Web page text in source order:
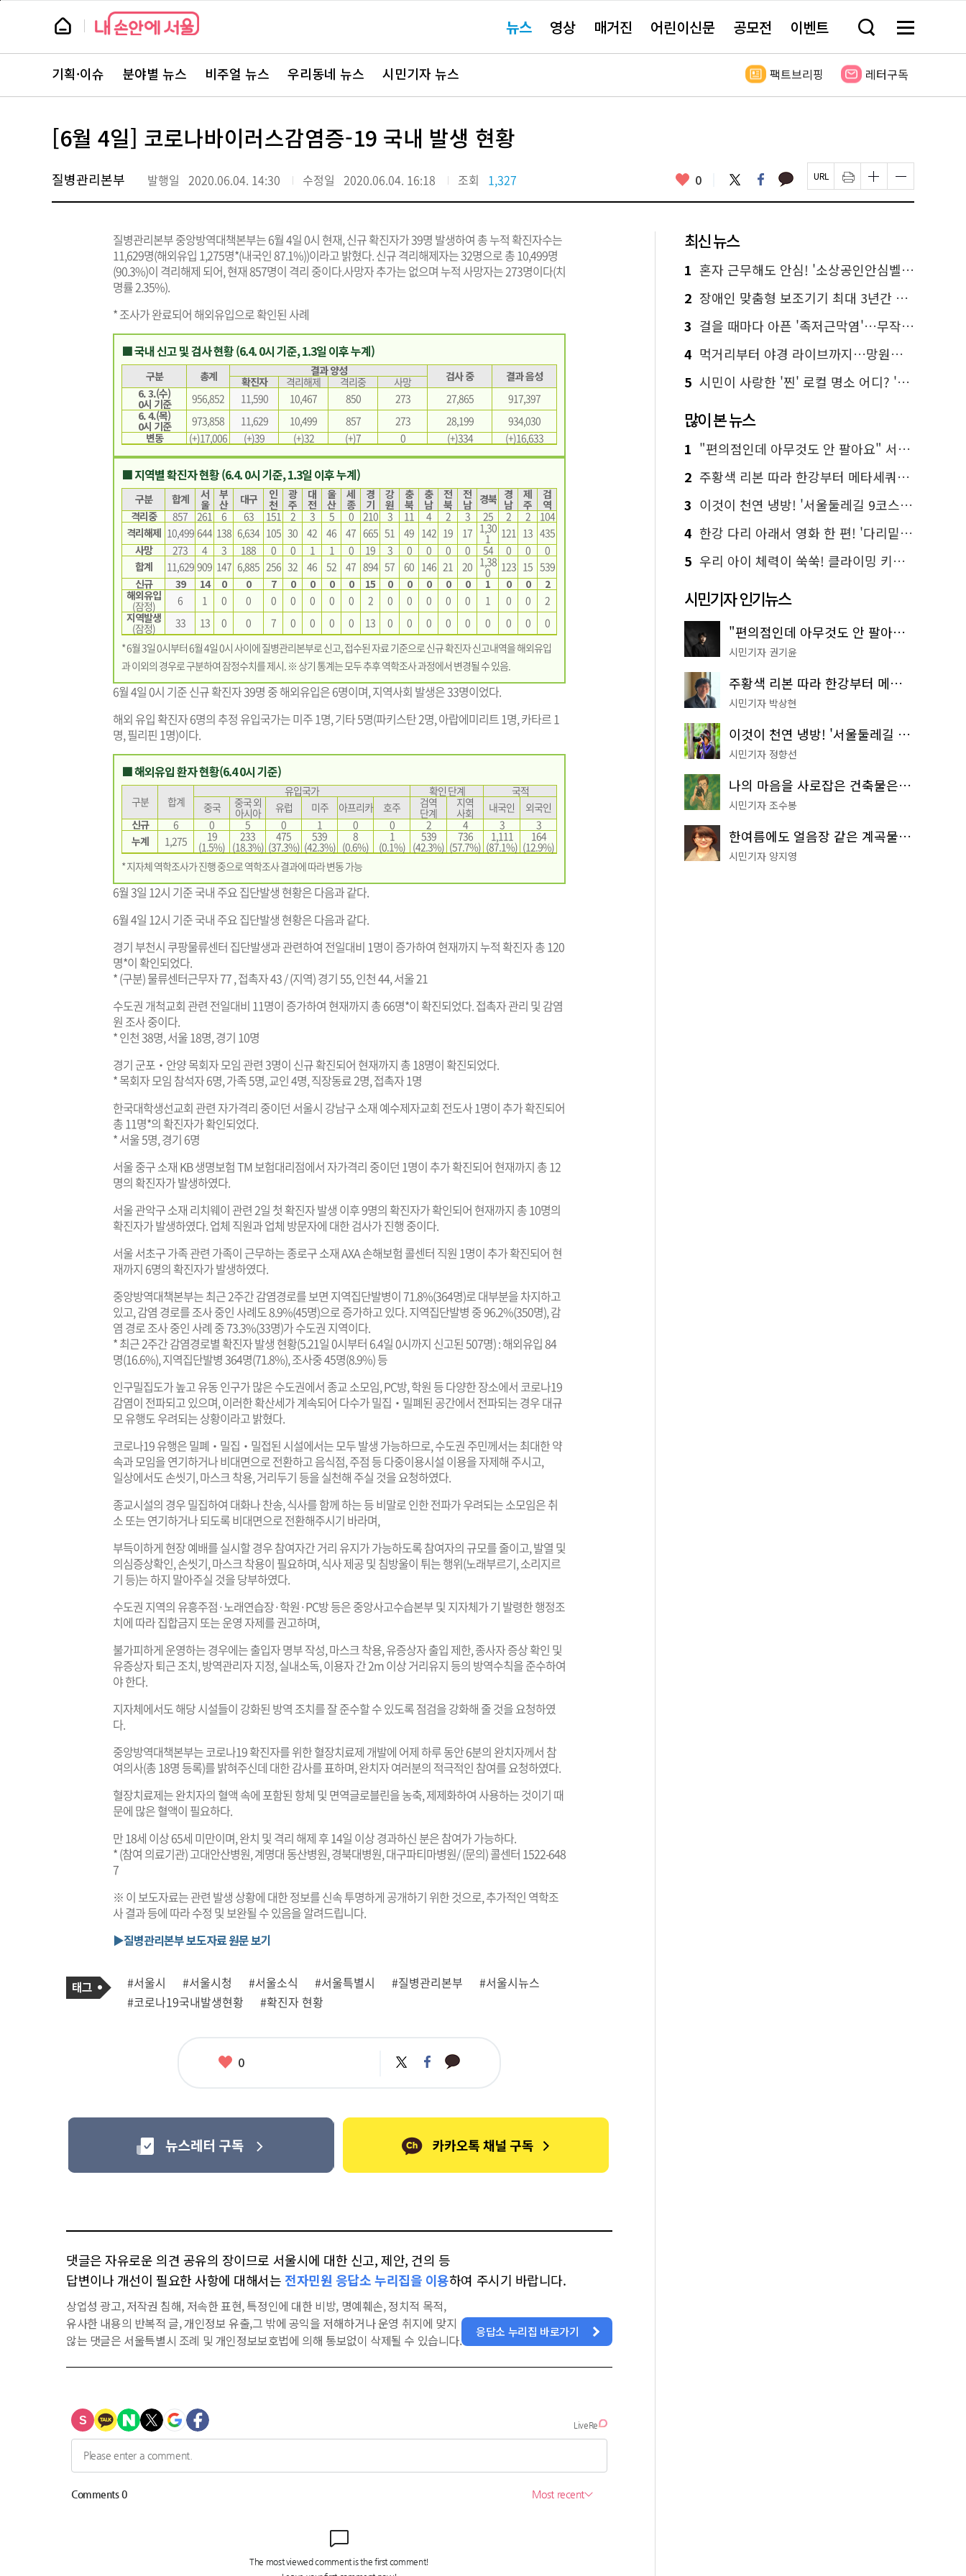
본
뉴
스 요뉴스 영상 매거진 어린이신문 공모전 이벤트 검
창
기
메
전
보
뉴
스
주
서
바
로
기획·이슈 분야별 뉴스 비주얼 뉴스 우리동네 뉴스 시민기자 뉴스 팩트브리핑 레터구독
[6월 4일] 코로나바이러스감염증-19 국내 발생 현황
질병관리본부 발행일 2020.06.04. 14:30 수정일 2020.06.04. 16:18 조회 1,327 좋
요
0 트
위
터
페
이
스
카
카 페
이
지
인
쇄
하
글
자
크
하
기
글
자
크
하
기
질병관리본부 중앙방역대책본부는 6월 4일 0시 현재, 신규 확진자가 39명 발생하여 총 누적 확진자수는
11,629명(해외유입 1,275명*(내국인 87.1%))이라고 밝혔다. 신규 격리해제자는 32명으로 총 10,499명
(90.3%)이 격리해제 되어, 현재 857명이 격리 중이다.사망자 추가는 없으며 누적 사망자는 273명이다(치
명률 2.35%).
* 조사가 완료되어 해외유입으로 확인된 사례
■ 국내 신고 및 검사 현황 (6.4. 0시 기준, 1.3일 이후 누계)
구분 총계 결과 양성 검사 중 결과 음성
확진자 격리해제 격리중
사망
6. 3.(수)
0시 기준 956,852 11,590 10,467 850 273 27,865
917,397
6. 4.(목)
0시 기준 973,858 11,629 10,499 857 273 28,199
934,030
변동
(+)17,006 (+)39 (+)32 (+)7 0 (+)334 (+)16,633
■ 지역별 확진자 현황 (6.4. 0시 기준, 1.3일 이후 누계)
구분 합계 서
울
부
산 대구 인
천
광
주
대
전
울
산
세
종
경
기
강
원
충
북
충
남
전
북
전
남 경북 경
남
제
주
검
역
격리중
857 261 6 63 151 2 3 5 0 210 3 11 4 2 3 25 2 2
104
격리해제 10,499 644 138 6,634 105 30 42 46 47 665 51 49 142 19 17 1,30
1 121 13 435
사망
273 4 3 188 0 0 1 1 0 19 3 0 0 0 0 54 0 0
0
합계
11,629 909 147 6,885 256 32 46 52 47 894 57 60 146 21 20 1,38
0 123 15 539
신규
39 14 0 0 7 0 0 0 0 15 0 0 0 0 0 1 0 0
2
해외유입
(잠정) 6 1 0 0 0 0 0 0 0 2 0 0 0 0 0 1 0 0
2
지역발생
(잠정) 33 13 0 0 7 0 0 0 0 13 0 0 0 0 0 0 0 0
0
* 6월 3일 0시부터 6월 4일 0시 사이에 질병관리본부로 신고, 접수된 자료 기준으로 신규 확진자 신고내역을 해외유입
과 이외의 경우로 구분하여 잠정수치를 제시. ※ 상기 통계는 모두 추후 역학조사 과정에서 변경될 수 있음.
6월 4일 0시 기준 신규 확진자 39명 중 해외유입은 6명이며, 지역사회 발생은 33명이었다.
해외 유입 확진자 6명의 추정 유입국가는 미주 1명, 기타 5명(파키스탄 2명, 아랍에미리트 1명, 카타르 1
명, 필리핀 1명)이다.
■ 해외유입 환자 현황(6.4 0시 기준)
구분 합계
유입국가 확인 단계
국적
중국
중국 외
아시아 유럽 미주 아프리카 호주 검역
단계
지역
사회 내국인
외국인
신규
6 0 5 0 1 0 0 2 4 3
3
누계
1,275 19
(1.5%)
233
(18.3%)
475
(37.3%)
539
(42.3%)
8
(0.6%)
1
(0.1%)
539
(42.3%)
736
(57.7%)
1,111
(87.1%)
164
(12.9%)
* 지자체 역학조사가 진행 중으로 역학조사 결과에 따라 변동 가능
6월 3일 12시 기준 국내 주요 집단발생 현황은 다음과 같다.
6월 4일 12시 기준 국내 주요 집단발생 현황은 다음과 같다.
경기 부천시 쿠팡물류센터 집단발생과 관련하여 전일대비 1명이 증가하여 현재까지 누적 확진자 총 120
명*이 확인되었다.
* (구분) 물류센터근무자 77 , 접촉자 43 / (지역) 경기 55, 인천 44, 서울 21
수도권 개척교회 관련 전일대비 11명이 증가하여 현재까지 총 66명*이 확진되었다. 접촉자 관리 및 감염
원 조사 중이다.
* 인천 38명, 서울 18명, 경기 10명
경기 군포‧안양 목회자 모임 관련 3명이 신규 확진되어 현재까지 총 18명이 확진되었다.
* 목회자 모임 참석자 6명, 가족 5명, 교인 4명, 직장동료 2명, 접촉자 1명
한국대학생선교회 관련 자가격리 중이던 서울시 강남구 소재 예수제자교회 전도사 1명이 추가 확진되어
총 11명*의 확진자가 확인되었다.
* 서울 5명, 경기 6명
서울 중구 소재 KB 생명보험 TM 보험대리점에서 자가격리 중이던 1명이 추가 확진되어 현재까지 총 12
명의 확진자가 발생하였다.
서울 관악구 소재 리치웨이 관련 2일 첫 확진자 발생 이후 9명의 확진자가 확인되어 현재까지 총 10명의
확진자가 발생하였다. 업체 직원과 업체 방문자에 대한 검사가 진행 중이다.
서울 서초구 가족 관련 가족이 근무하는 종로구 소재 AXA 손해보험 콜센터 직원 1명이 추가 확진되어 현
재까지 6명의 확진자가 발생하였다.
중앙방역대책본부는 최근 2주간 감염경로를 보면 지역집단발병이 71.8%(364명)로 대부분을 차지하고
있고, 감염 경로를 조사 중인 사례도 8.9%(45명)으로 증가하고 있다. 지역집단발병 중 96.2%(350명), 감
염 경로 조사 중인 사례 중 73.3%(33명)가 수도권 지역이다.
* 최근 2주간 감염경로별 확진자 발생 현황(5.21일 0시부터 6.4일 0시까지 신고된 507명) : 해외유입 84
명(16.6%), 지역집단발병 364명(71.8%), 조사중 45명(8.9%) 등
인구밀집도가 높고 유동 인구가 많은 수도권에서 종교 소모임, PC방, 학원 등 다양한 장소에서 코로나19
감염이 전파되고 있으며, 이러한 확산세가 계속되어 다수가 밀집‧밀폐된 공간에서 전파되는 경우 대규
모 유행도 우려되는 상황이라고 밝혔다.
코로나19 유행은 밀폐‧밀집‧밀접된 시설에서는 모두 발생 가능하므로, 수도권 주민께서는 최대한 약
속과 모임을 연기하거나 비대면으로 전환하고 음식점, 주점 등 다중이용시설 이용을 자제해 주시고,
일상에서도 손씻기, 마스크 착용, 거리두기 등을 실천해 주실 것을 요청하였다.
종교시설의 경우 밀집하여 대화나 찬송, 식사를 함께 하는 등 비말로 인한 전파가 우려되는 소모임은 취
소 또는 연기하거나 되도록 비대면으로 전환해주시기 바라며,
부득이하게 현장 예배를 실시할 경우 참여자간 거리 유지가 가능하도록 참여자의 규모를 줄이고, 발열 및
의심증상확인, 손씻기, 마스크 착용이 필요하며, 식사 제공 및 침방울이 튀는 행위(노래부르기, 소리지르
기 등)는 하지 말아주실 것을 당부하였다.
수도권 지역의 유흥주점·노래연습장·학원·PC방 등은 중앙사고수습본부 및 지자체가 기 발령한 행정조
치에 따라 집합금지 또는 운영 자제를 권고하며,
불가피하게 운영하는 경우에는 출입자 명부 작성, 마스크 착용, 유증상자 출입 제한, 종사자 증상 확인 및
유증상자 퇴근 조치, 방역관리자 지정, 실내소독, 이용자 간 2m 이상 거리유지 등의 방역수칙을 준수하여
야 한다.
지자체에서도 해당 시설들이 강화된 방역 조치를 잘 준수할 수 있도록 점검을 강화해 줄 것을 요청하였
다.
중앙방역대책본부는 코로나19 확진자를 위한 혈장치료제 개발에 어제 하루 동안 6분의 완치자께서 참
여의사(총 18명 등록)를 밝혀주신데 대한 감사를 표하며, 완치자 여러분의 적극적인 참여를 요청하였다.
혈장치료제는 완치자의 혈액 속에 포함된 항체 및 면역글로블린을 농축, 제제화하여 사용하는 것이기 때
문에 많은 혈액이 필요하다.
만 18세 이상 65세 미만이며, 완치 및 격리 해제 후 14일 이상 경과하신 분은 참여가 가능하다.
* (참여 의료기관) 고대안산병원, 계명대 동산병원, 경북대병원, 대구파티마병원/ (문의) 콜센터 1522-648
7
※ 이 보도자료는 관련 발생 상황에 대한 정보를 신속 투명하게 공개하기 위한 것으로, 추가적인 역학조
사 결과 등에 따라 수정 및 보완될 수 있음을 알려드립니다.
▶질병관리본부 보도자료 원문 보기
사
관
련
태
그
#서울시 #서울시청 #서울소식 #서울특별시 #질병관리본부
#서울시뉴스
#코로나19국내발생현황
#확진자 현황
좋
0 트
위
페
이
카
카
댓글은 자유로운 의견 공유의 장이므로 서울시에 대한 신고, 제안, 건의 등
답변이나 개선이 필요한 사항에 대해서는 전자민원 응답소 누리집을 이용하여 주시기 바랍니다.
상업성 광고, 저작권 침해, 저속한 표현, 특정인에 대한 비방, 명예훼손, 정치적 목적,
유사한 내용의 반복적 글, 개인정보 유출,그 밖에 공익을 저해하거나 운영 취지에 맞지
않는 댓글은 서울특별시 조례 및 개인정보보호법에 의해 통보없이 삭제될 수 있습니다.
응답소 누리집 바로가기
최신 뉴스
1 혼자 근무해도 안심! '소상공인안심벨' 신청하세요
2 장애인 맞춤형 보조기기 최대 3년간 무상 대여…삶의 질 높인다
3 걸을 때마다 아픈 '족저근막염'…무작정 참지 말고 '이것' 해보세요!
4 먹거리부터 야경 라이브까지…망원한강공원 알짜 코스
5 시민이 사랑한 '찐' 로컬 명소 어디? '서울에디션25' 추천 코스
많이 본 뉴스
1 "편의점인데 아무것도 안 팔아요" 서울에서 가장 특별한 편의점의 정체
2 주황색 리본 따라 한강부터 메타세쿼이아 숲길까지…서울둘레길 15코스
3 이것이 천연 냉방! '서울둘레길 9코스'로 숲속 피서 떠나볼까
4 한강 다리 아래서 영화 한 편! '다리밑 영화관' 무료 상영
5 우리 아이 체력이 쑥쑥! 클라이밍 키즈카페·어린이 체력장
시민기자 인기뉴스
"편의점인데 아무것도 안 팔아요" 서울에서 가장 특별한 편의점의 정체
시민기자 권기윤
주황색 리본 따라 한강부터 메타세쿼이아 숲길까지…서울둘레길 15코스
시민기자 박상현
이것이 천연 냉방! '서울둘레길 9코스'로 숲속 피서 떠나볼까
시민기자 정향선
나의 마음을 사로잡은 건축물은? '서울시 건축상' 수상작 공개!
시민기자 조수봉
한여름에도 얼음장 같은 계곡물! 서울 '진관사 계곡'이 천국이네~
시민기자 양지영
페